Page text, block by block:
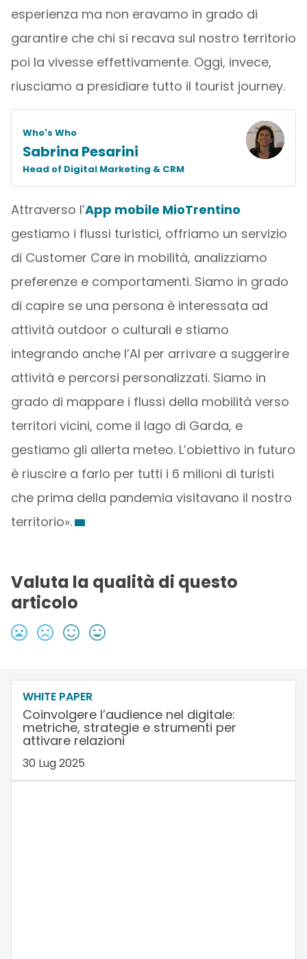
esperienza ma non eravamo in grado di
garantire che chi si recava sul nostro territorio
poi la vivesse effettivamente. Oggi, invece,
riusciamo a presidiare tutto il tourist journey.
Who's Who
Sabrina Pesarini
Head of Digital Marketing & CRM
Attraverso l’App mobile MioTrentino
gestiamo i flussi turistici, offriamo un servizio
di Customer Care in mobilità, analizziamo
preferenze e comportamenti. Siamo in grado
di capire se una persona è interessata ad
attività outdoor o culturali e stiamo
integrando anche l’AI per arrivare a suggerire
attività e percorsi personalizzati. Siamo in
grado di mappare i flussi della mobilità verso
territori vicini, come il lago di Garda, e
gestiamo gli allerta meteo. L’obiettivo in futuro
è riuscire a farlo per tutti i 6 milioni di turisti
che prima della pandemia visitavano il nostro
territorio».
Valuta la qualità di questo
articolo
WHITE PAPER
Coinvolgere l’audience nel digitale:
metriche, strategie e strumenti per
attivare relazioni
30 Lug 2025